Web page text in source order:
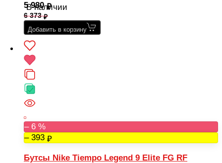
В наличии
5 980
6 373
Добавить в корзину
– 6 %
– 393
Бутсы Nike Tiempo Legend 9 Elite FG RF